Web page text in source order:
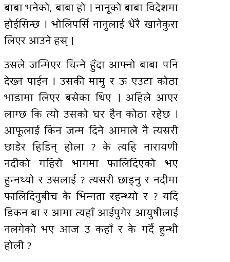
बाबा भनेको, बाबा हो । नानूको बाबा विदेशमा
होईसिन्छ । भोलिपर्सि नानुलाई धेरै खानेकुरा
लिएर आउने हस् ।
उसले जन्मिएर चिन्ने हुँदा आफ्नो बाबा पनि
देख्न पाईन । उसकी मामु र ऊ एउटा कोठा
भाडामा लिएर बसेका थिए । अहिले आएर
लाग्छ कि त्यो उसको घर हैन कोठा रहेछ ।
आफूलाई किन जन्म दिने आमाले नै त्यसरी
छाडेर हिडिन् होला ? के त्यहि नारायणी
नदीको गहिरो भागमा फालिदिएको भए
हुन्नथ्यो र उसलाई ? त्यसरी छाड्नु र नदीमा
फालिदिनुबीच के भिन्नता रहन्थ्यो र ? यदि
डिकन बा र आमा त्यहाँ आईपुगेर आयुषीलाई
नलगेको भए आज उ कहाँ र के गर्दै हुन्थी
होली ?